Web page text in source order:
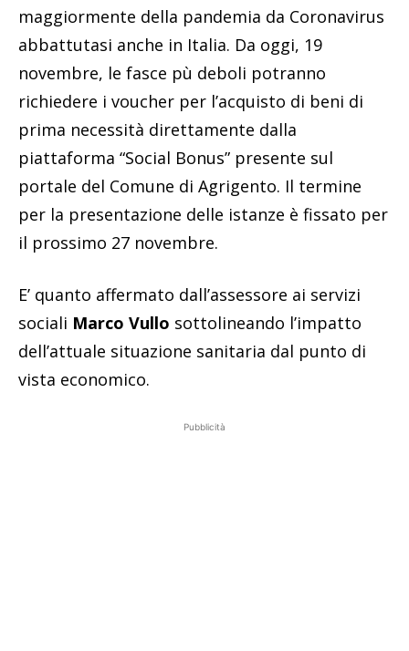
maggiormente della pandemia da Coronavirus
abbattutasi anche in Italia. Da oggi, 19
novembre, le fasce pù deboli potranno
richiedere i voucher per l’acquisto di beni di
prima necessità direttamente dalla
piattaforma “Social Bonus” presente sul
portale del Comune di Agrigento. Il termine
per la presentazione delle istanze è fissato per
il prossimo 27 novembre.
E’ quanto affermato dall’assessore ai servizi
sociali Marco Vullo sottolineando l’impatto
dell’attuale situazione sanitaria dal punto di
vista economico.
Pubblicità